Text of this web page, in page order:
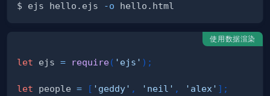
$ ejs hello.ejs -o
使用数据渲染
let ejs = require( 'ejs' ) ;
let people = [ 'geddy' , 'neil' , 'alex' ] ;